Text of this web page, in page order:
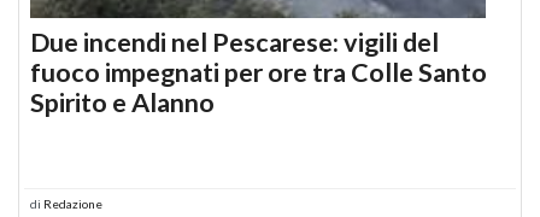
Due incendi nel Pescarese: vigili del
fuoco impegnati per ore tra Colle Santo
Spirito e Alanno
di Redazione